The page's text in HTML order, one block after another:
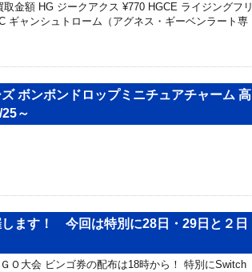
金額 HG ジークアクス ¥770 HGCE ライジングフリ
ギャンシュトローム（アグネス・ギーベンラート専
ボンボンドロップミニチュアチャーム 高
～
ます！ 今回は特別に28日・29日と２日
Ｏ大会 ビンゴ券の配布は18時から！ 特別にSwitch